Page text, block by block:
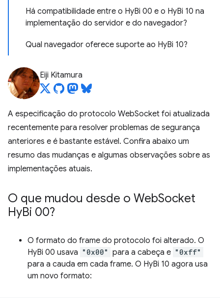
Há compatibilidade entre o HyBi 00 e o HyBi 10 na
implementação do servidor e do navegador?
Qual navegador oferece suporte ao HyBi 10?
Eiji Kitamura
A especificação do protocolo WebSocket foi atualizada
recentemente para resolver problemas de segurança
anteriores e é bastante estável. Confira abaixo um
resumo das mudanças e algumas observações sobre as
implementações atuais.
O que mudou desde o WebSocket
HyBi 00?
O formato do frame do protocolo foi alterado. O
HyBi 00 usava "0x00" para a cabeça e "0xff"
para a cauda em cada frame. O HyBi 10 agora usa
um novo formato: